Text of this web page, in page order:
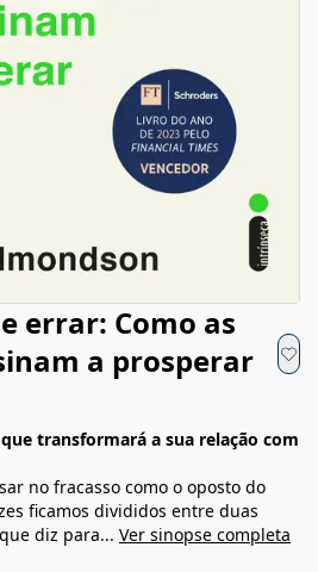
errar: Como as
a prosperar
transformará a sua relação com
no fracasso como o oposto do
ficamos divididos entre duas
diz para... Ver sinopse completa